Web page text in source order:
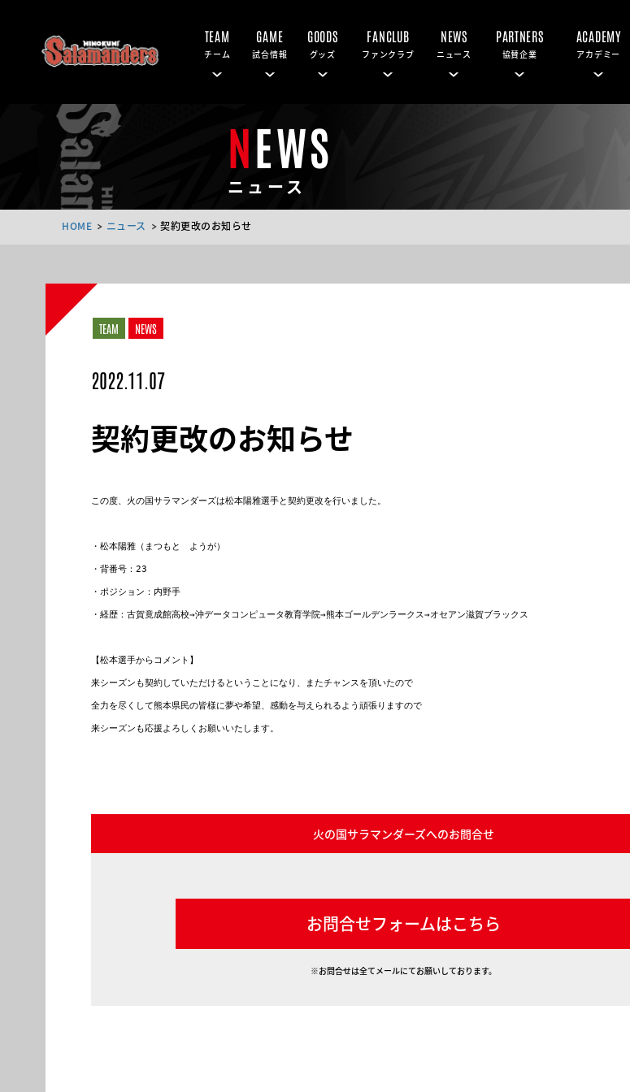
TEAM
チーム
GAME
試合情報
GOODS
グッズ
FANCLUB
ファンクラブ
NEWS
ニュース
PARTNERS
協賛企業
ACADEMY
アカデミー
NEWS
ニュース
HOME ニュース 契約更改のお知らせ
TEAM NEWS
2022.11.07
契約更改のお知らせ
この度、火の国サラマンダーズは松本陽雅選手と契約更改を行いました。
・松本陽雅（まつもと　ようが）
・背番号：23
・ポジション：内野手
・経歴：古賀竟成館高校→沖データコンピュータ教育学院→熊本ゴールデンラークス→オセアン滋賀ブラックス
【松本選手からコメント】
来シーズンも契約していただけるということになり、またチャンスを頂いたので
全力を尽くして熊本県民の皆様に夢や希望、感動を与えられるよう頑張りますので
来シーズンも応援よろしくお願いいたします。
火の国サラマンダーズへのお問合せ
お問合せフォームはこちら
※お問合せは全てメールにてお願いしております。